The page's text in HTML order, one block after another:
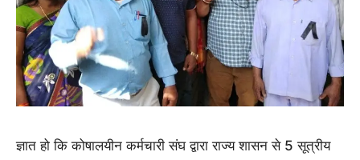
ज्ञात हो कि कोषालयीन कर्मचारी संघ द्वारा राज्य शासन से 5 सूत्रीय